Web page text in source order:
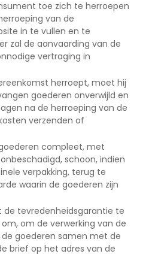
toe zich te herroepen
van de
in te vullen en te
zal de aanvaarding van de
vertraging in
herroept, moet hij
goederen onverwijld en
na de herroeping van de
verzenden of
compleet, met
schoon, indien
verpakking, terug te
waarin de goederen zijn
de tevredenheidsgarantie te
om de verwerking van de
goederen samen met de
brief op het adres van de